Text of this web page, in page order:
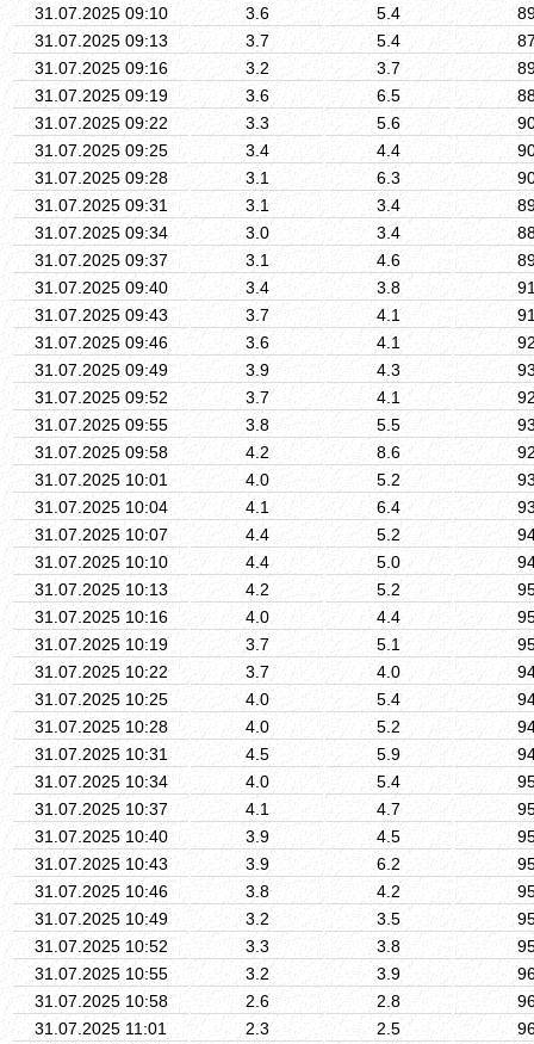
31.07.2025 09:10
3.6 5.4
31.07.2025 09:13
3.7 5.4
31.07.2025 09:16
3.2 3.7
31.07.2025 09:19
3.6 6.5
31.07.2025 09:22
3.3 5.6
31.07.2025 09:25
3.4 4.4
31.07.2025 09:28
3.1 6.3
31.07.2025 09:31
3.1 3.4
31.07.2025 09:34
3.0 3.4
31.07.2025 09:37
3.1 4.6
31.07.2025 09:40
3.4 3.8
31.07.2025 09:43
3.7 4.1
31.07.2025 09:46
3.6 4.1
31.07.2025 09:49
3.9 4.3
31.07.2025 09:52
3.7 4.1
31.07.2025 09:55
3.8 5.5
31.07.2025 09:58
4.2 8.6
31.07.2025 10:01
4.0 5.2
31.07.2025 10:04
4.1 6.4
31.07.2025 10:07
4.4 5.2
31.07.2025 10:10
4.4 5.0
31.07.2025 10:13
4.2 5.2
31.07.2025 10:16
4.0 4.4
31.07.2025 10:19
3.7 5.1
31.07.2025 10:22
3.7 4.0
31.07.2025 10:25
4.0 5.4
31.07.2025 10:28
4.0 5.2
31.07.2025 10:31
4.5 5.9
31.07.2025 10:34
4.0 5.4
31.07.2025 10:37
4.1 4.7
31.07.2025 10:40
3.9 4.5
31.07.2025 10:43
3.9 6.2
31.07.2025 10:46
3.8 4.2
31.07.2025 10:49
3.2 3.5
31.07.2025 10:52
3.3 3.8
31.07.2025 10:55
3.2 3.9
31.07.2025 10:58
2.6 2.8
31.07.2025 11:01
2.3 2.5